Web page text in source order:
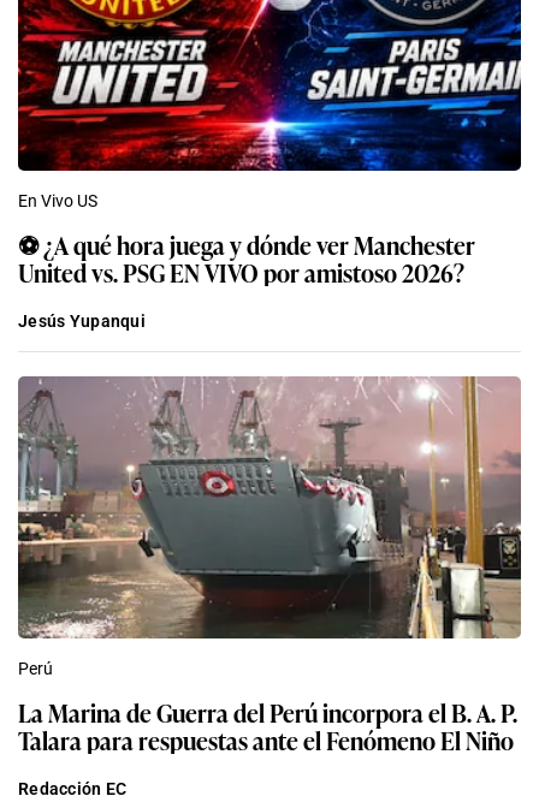
En Vivo US
⚽ ¿A qué hora juega y dónde ver Manchester
United vs. PSG EN VIVO por amistoso 2026?
Jesús Yupanqui
Perú
La Marina de Guerra del Perú incorpora el B. A. P.
Talara para respuestas ante el Fenómeno El Niño
Redacción EC